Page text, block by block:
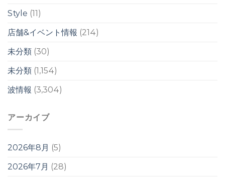
明
け
ら？！
Style (11)
店舗&イベント情報 (214)
未分類 (30)
未分類 (1,154)
波情報 (3,304)
アーカイブ
2026年8月 (5)
2026年7月 (28)